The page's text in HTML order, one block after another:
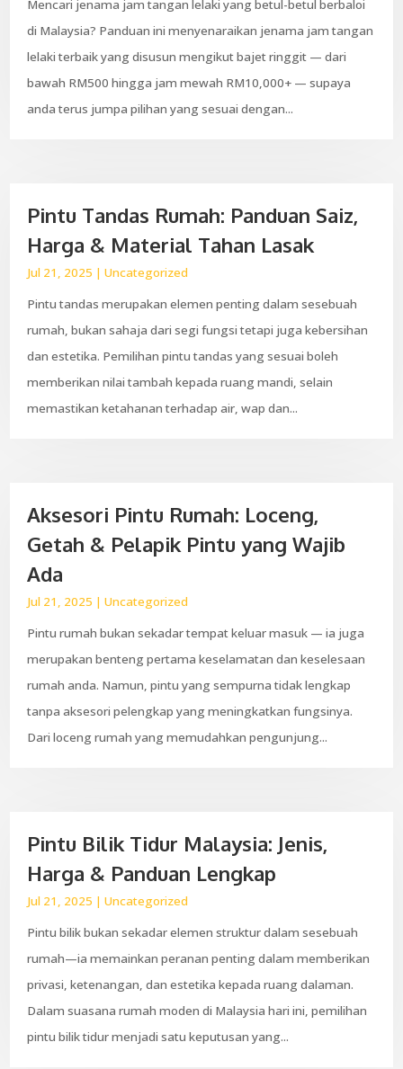
Mencari jenama jam tangan lelaki yang betul-betul berbaloi
di Malaysia? Panduan ini menyenaraikan jenama jam tangan
lelaki terbaik yang disusun mengikut bajet ringgit — dari
bawah RM500 hingga jam mewah RM10,000+ — supaya
anda terus jumpa pilihan yang sesuai dengan...
Pintu Tandas Rumah: Panduan Saiz,
Harga & Material Tahan Lasak
Jul 21, 2025 |Uncategorized
Pintu tandas merupakan elemen penting dalam sesebuah
rumah, bukan sahaja dari segi fungsi tetapi juga kebersihan
dan estetika. Pemilihan pintu tandas yang sesuai boleh
memberikan nilai tambah kepada ruang mandi, selain
memastikan ketahanan terhadap air, wap dan...
Aksesori Pintu Rumah: Loceng,
Getah & Pelapik Pintu yang Wajib
Ada
Jul 21, 2025 |Uncategorized
Pintu rumah bukan sekadar tempat keluar masuk — ia juga
merupakan benteng pertama keselamatan dan keselesaan
rumah anda. Namun, pintu yang sempurna tidak lengkap
tanpa aksesori pelengkap yang meningkatkan fungsinya.
Dari loceng rumah yang memudahkan pengunjung...
Pintu Bilik Tidur Malaysia: Jenis,
Harga & Panduan Lengkap
Jul 21, 2025 |Uncategorized
Pintu bilik bukan sekadar elemen struktur dalam sesebuah
rumah—ia memainkan peranan penting dalam memberikan
privasi, ketenangan, dan estetika kepada ruang dalaman.
Dalam suasana rumah moden di Malaysia hari ini, pemilihan
pintu bilik tidur menjadi satu keputusan yang...